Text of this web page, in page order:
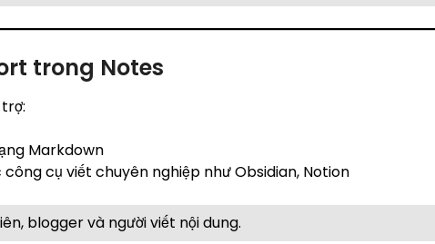
trong Notes
Markdown
cụ viết chuyên nghiệp như Obsidian, Notion
blogger và người viết nội dung.